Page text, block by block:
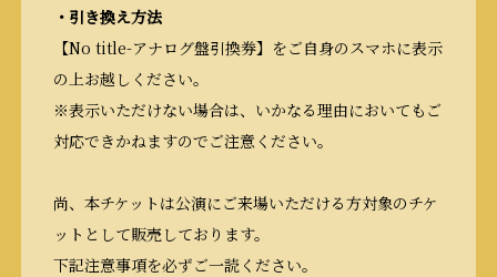
・引き換え方法
【No title-アナログ盤引換券】をご自身のスマホに表示
の上お越しください。
※表示いただけない場合は、いかなる理由においてもご
対応できかねますのでご注意ください。
尚、本チケットは公演にご来場いただける方対象のチケ
ットとして販売しております。
下記注意事項を必ずご一読ください。